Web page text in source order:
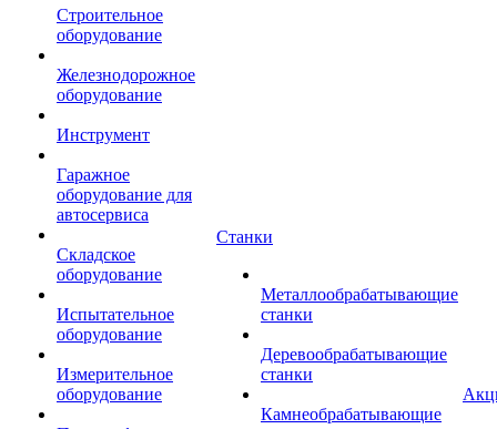
Строительное
оборудование
Железнодорожное
оборудование
Инструмент
Гаражное
оборудование для
автосервиса
Складское
оборудование
Испытательное
оборудование
Измерительное
оборудование
Станки
Металлообрабатывающие
станки
Деревообрабатывающие
станки
Камнеобрабатывающие